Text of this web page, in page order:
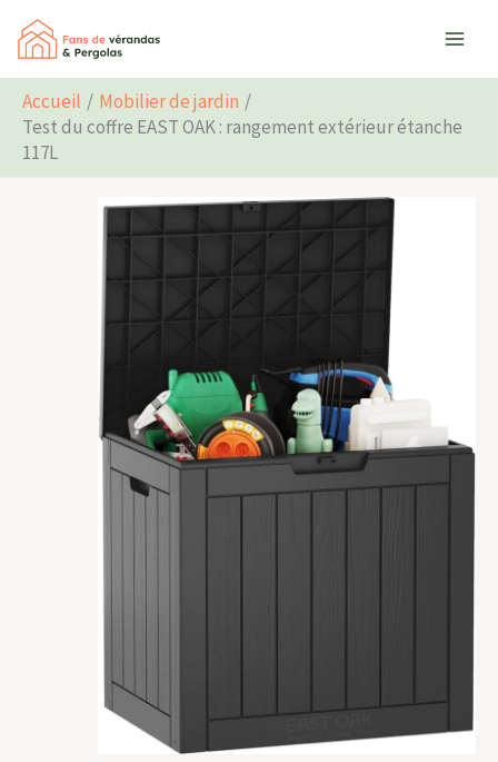
Aller
contenu
Accueil
Mobilier de jardin
Test du coffre EAST OAK : rangement extérieur étanche
117L
Rechercher